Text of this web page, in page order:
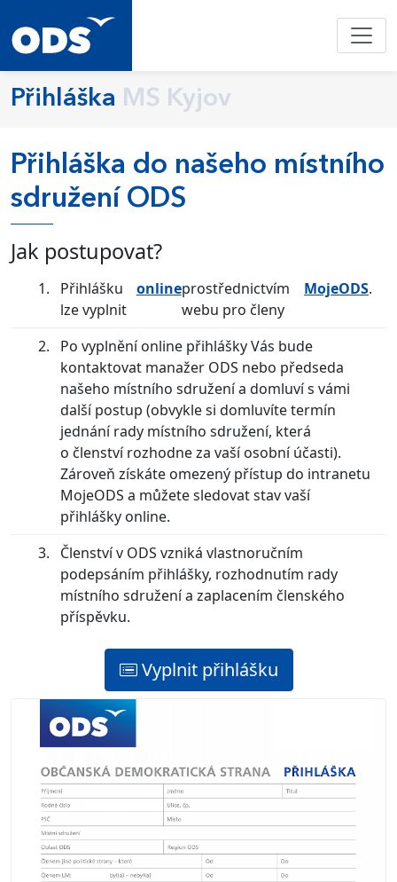
Přihláška MS Kyjov
Přihláška do našeho místního
sdružení ODS
Jak postupovat?
Přihlášku
lze vyplnit
onlineprostřednictvím
webu pro členy
MojeODS.
Po vyplnění online přihlášky Vás bude
kontaktovat manažer ODS nebo předseda
našeho místního sdružení a domluví s vámi
další postup (obvykle si domluvíte termín
jednání rady místního sdružení, která
o členství rozhodne za vaší osobní účasti).
Zároveň získáte omezený přístup do intranetu
MojeODS a můžete sledovat stav vaší
přihlášky online.
Členství v ODS vzniká vlastnoručním
podepsáním přihlášky, rozhodnutím rady
místního sdružení a zaplacením členského
příspěvku.
Vyplnit přihlášku